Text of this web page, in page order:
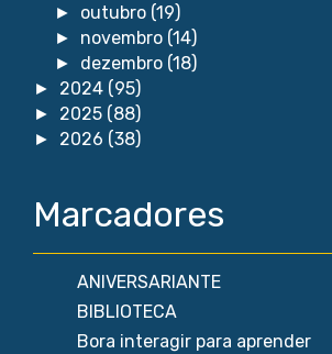
► outubro (19)
► novembro (14)
► dezembro (18)
► 2024 (95)
► 2025 (88)
► 2026 (38)
Marcadores
ANIVERSARIANTE
BIBLIOTECA
Bora interagir para aprender